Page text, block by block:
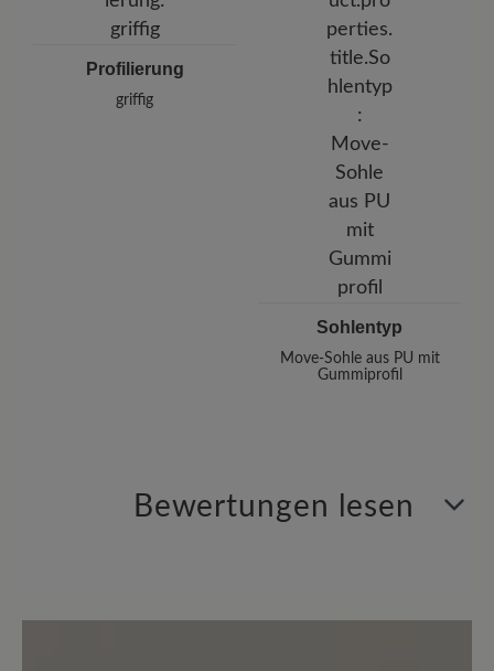
Profilierung
griffig
Sohlentyp
Move-Sohle aus PU mit
Gummiprofil
Bewertungen lesen